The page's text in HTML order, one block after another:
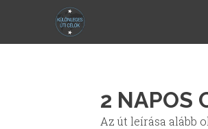
2 NAPOS
Az út leírása alább